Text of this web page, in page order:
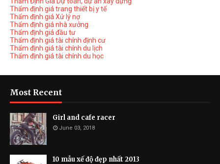
Thẩm định giá trang thiết bị y tế
Thẩm định giá Xử lý nợ
Thẩm định giá nhà xưởng
Thẩm định giá đầu tư
Thẩm định giá tài chính định cư
Thẩm định giá tài chính du lịch
Thẩm định giá tài chính du học
Most Recent
Girl and cafe racer
June 03, 2018
10 mẫu xế độ đẹp nhất 2013